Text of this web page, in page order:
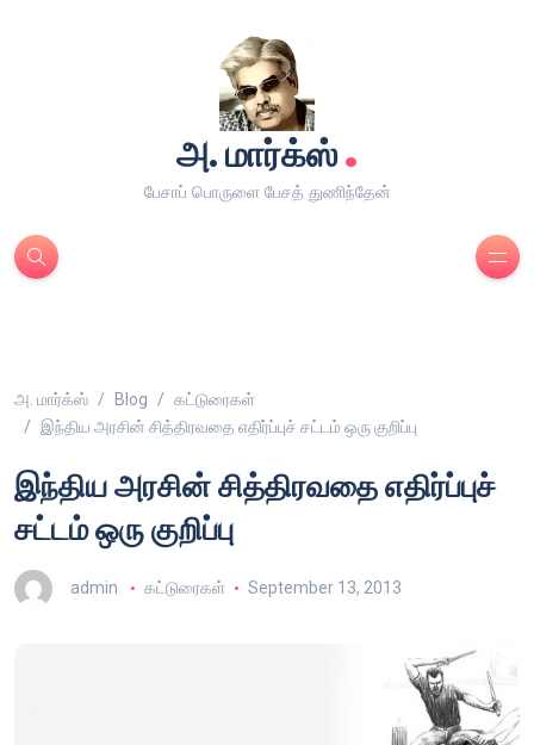
அ. மார்க்ஸ்.
பேசாப் பொருளை பேசத் துணிந்தேன்
அ. மார்க்ஸ் Blog
கட்டுரைகள்
இந்திய அரசின் சித்திரவதை எதிர்ப்புச் சட்டம் ஒரு குறிப்பு
இந்திய அரசின் சித்திரவதை எதிர்ப்புச்
சட்டம் ஒரு குறிப்பு
admin கட்டுரைகள் September 13, 2013